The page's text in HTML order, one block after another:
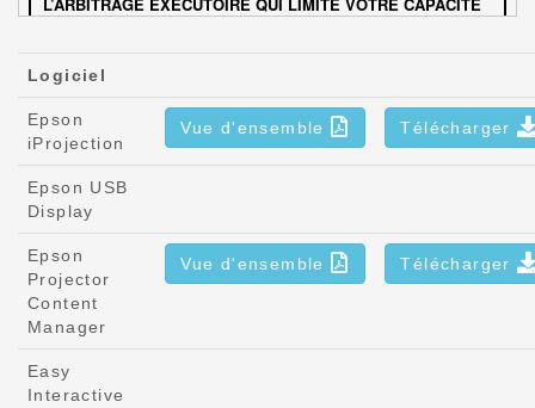
Logiciel
Epson
iProjection
Vue d'ensemble Télécharger
Epson USB
Display
Epson
Projector
Content
Manager
Vue d'ensemble Télécharger
Easy
Interactive